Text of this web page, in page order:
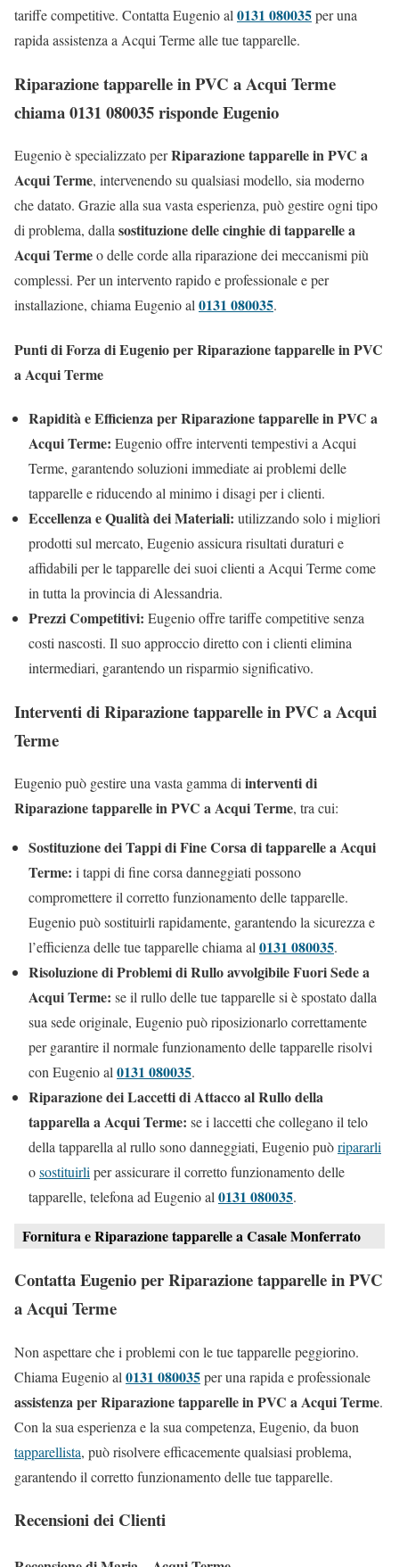
tariffe competitive. Contatta Eugenio al 0131 080035per una
rapida assistenza a Acqui Terme alle tue tapparelle.
Riparazione tapparelle in PVC a Acqui Terme
chiama 0131 080035 risponde Eugenio
Eugenio è specializzato perRiparazione tapparelle in PVC a
Acqui Terme, intervenendo su qualsiasi modello, sia moderno
che datato. Grazie alla sua vasta esperienza, può gestire ogni tipo
di problema, dallasostituzione delle cinghie di tapparelle a
Acqui Termeo delle corde alla riparazione dei meccanismi più
complessi. Per un intervento rapido e professionale e per
installazione, chiama Eugenio al0131 080035.
Punti di Forza di Eugenio per Riparazione tapparelle in PVC
a Acqui Terme
Rapidità e Efficienza per Riparazione tapparelle in PVC a
Acqui Terme: Eugenio offre interventi tempestivi a Acqui
Terme, garantendo soluzioni immediate ai problemi delle
tapparelle e riducendo al minimo i disagi per i clienti.
Eccellenza e Qualità dei Materiali: utilizzando solo i migliori
prodotti sul mercato, Eugenio assicura risultati duraturi e
affidabili per le tapparelle dei suoi clienti a Acqui Terme come
in tutta la provincia di Alessandria.
Prezzi Competitivi: Eugenio offre tariffe competitive senza
costi nascosti. Il suo approccio diretto con i clienti elimina
intermediari, garantendo un risparmio significativo.
Interventi di Riparazione tapparelle in PVC a Acqui
Terme
Eugenio può gestire una vasta gamma diinterventi di
Riparazione tapparelle in PVC a Acqui Terme, tra cui:
Sostituzione dei Tappi di Fine Corsa di tapparelle a Acqui
Terme: i tappi di fine corsa danneggiati possono
compromettere il corretto funzionamento delle tapparelle.
Eugenio può sostituirli rapidamente, garantendo la sicurezza e
l’efficienza delle tue tapparelle chiama al0131 080035.
Risoluzione di Problemi di Rullo avvolgibile Fuori Sede a
Acqui Terme: se il rullo delle tue tapparelle si è spostato dalla
sua sede originale, Eugenio può riposizionarlo correttamente
per garantire il normale funzionamento delle tapparelle risolvi
con Eugenio al0131 080035.
Riparazione dei Laccetti di Attacco al Rullo della
tapparella a Acqui Terme: se i laccetti che collegano il telo
della tapparella al rullo sono danneggiati, Eugenio puòripararli
osostituirliper assicurare il corretto funzionamento delle
tapparelle, telefona ad Eugenio al0131 080035.
Fornitura e Riparazione tapparelle a Casale Monferrato
Contatta Eugenio per Riparazione tapparelle in PVC
a Acqui Terme
Non aspettare che i problemi con le tue tapparelle peggiorino.
Chiama Eugenio al 0131 080035per una rapida e professionale
assistenza per Riparazione tapparelle in PVC a Acqui Terme.
Con la sua esperienza e la sua competenza, Eugenio, da buon
tapparellista, può risolvere efficacemente qualsiasi problema,
garantendo il corretto funzionamento delle tue tapparelle.
Recensioni dei Clienti